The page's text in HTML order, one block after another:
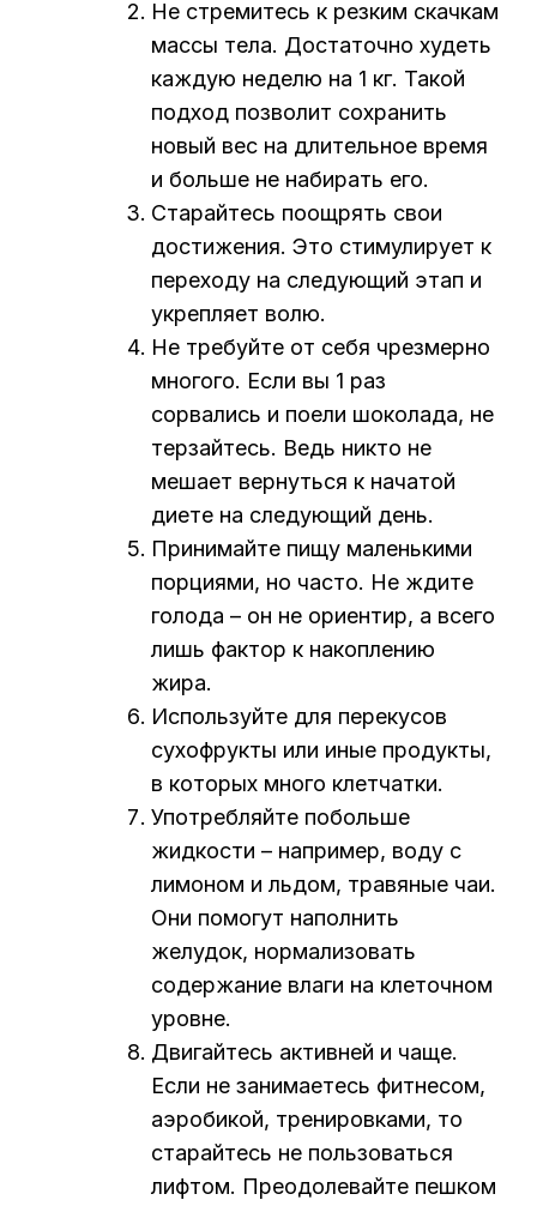
Не стремитесь к резким скачкам
массы тела. Достаточно худеть
каждую неделю на 1 кг. Такой
подход позволит сохранить
новый вес на длительное время
и больше не набирать его.
Старайтесь поощрять свои
достижения. Это стимулирует к
переходу на следующий этап и
укрепляет волю.
Не требуйте от себя чрезмерно
многого. Если вы 1 раз
сорвались и поели шоколада, не
терзайтесь. Ведь никто не
мешает вернуться к начатой
диете на следующий день.
Принимайте пищу маленькими
порциями, но часто. Не ждите
голода – он не ориентир, а всего
лишь фактор к накоплению
жира.
Используйте для перекусов
сухофрукты или иные продукты,
в которых много клетчатки.
Употребляйте побольше
жидкости – например, воду с
лимоном и льдом, травяные чаи.
Они помогут наполнить
желудок, нормализовать
содержание влаги на клеточном
уровне.
Двигайтесь активней и чаще.
Если не занимаетесь фитнесом,
аэробикой, тренировками, то
старайтесь не пользоваться
лифтом. Преодолевайте пешком